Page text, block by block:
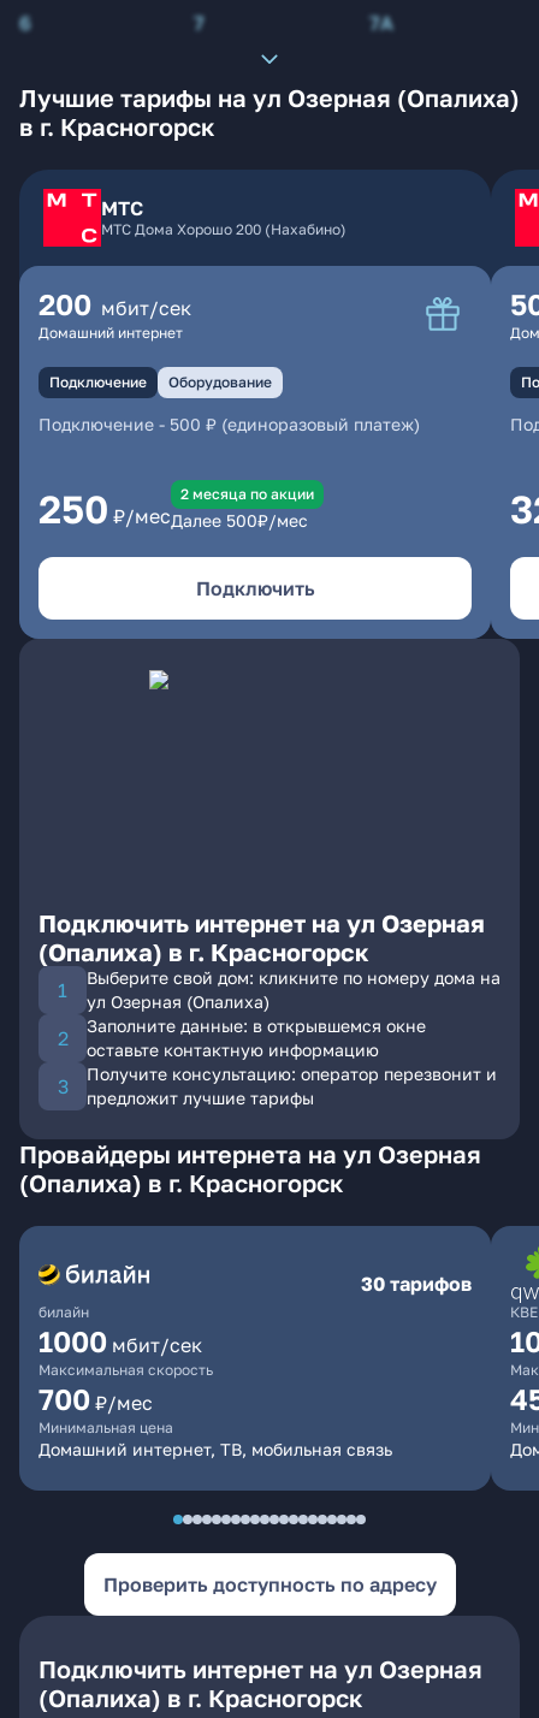
6
7 7А
Лучшие тарифы на ул Озерная (Опалиха)
в г. Красногорск
МТС
МТС Дома Хорошо 200 (Нахабино)
200 мбит/сек
Домашний интернет
Подключение Оборудование
Подключение - 500 ₽ (единоразовый платеж)
250 ₽/мес
2 месяцa по акции
Далее 500₽/мес
Подключить
Подключить интернет на ул Озерная
(Опалиха) в г. Красногорск
Выберите свой дом: кликните по номеру дома на
ул Озерная (Опалиха)
Заполните данные: в открывшемся окне
оставьте контактную информацию
Получите консультацию: оператор перезвонит и
предложит лучшие тарифы
Провайдеры интернета на ул Озерная
(Опалиха) в г. Красногорск
билайн
30 тарифов
1000 мбит/сек
Максимальная скорость
700 ₽/мес
Минимальная цена
Домашний интернет, ТВ, мобильная связь
Проверить доступность по адресу
Подключить интернет на ул Озерная
(Опалиха) в г. Красногорск